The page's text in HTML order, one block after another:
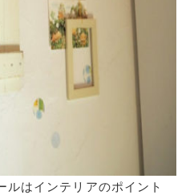
ルはインテリアのポイント